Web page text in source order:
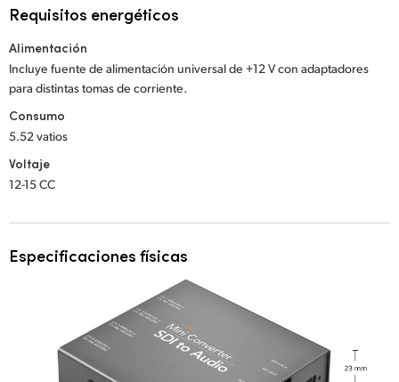
Requisitos energéticos
Alimentación
Incluye fuente de alimentación universal de +12 V con adaptadores
para distintas tomas de corriente.
Consumo
5.52 vatios
Voltaje
12-15 CC
Especificaciones físicas